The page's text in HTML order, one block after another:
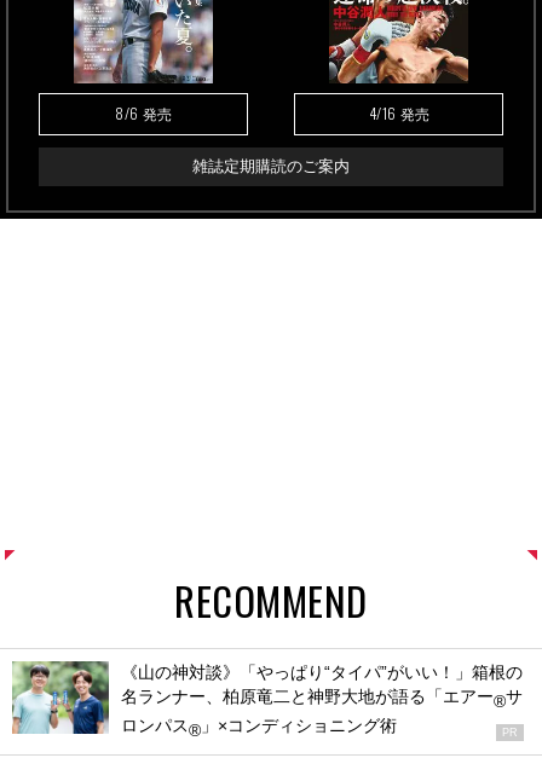
8/6 発売 4/16 発売
雑誌定期購読のご案内
RECOMMEND
《山の神対談》「やっぱり“タイパ”がいい！」箱根の
名ランナー、柏原竜二と神野大地が語る「エアー®サ
ロンパス® 」×コンディショニング術 PR